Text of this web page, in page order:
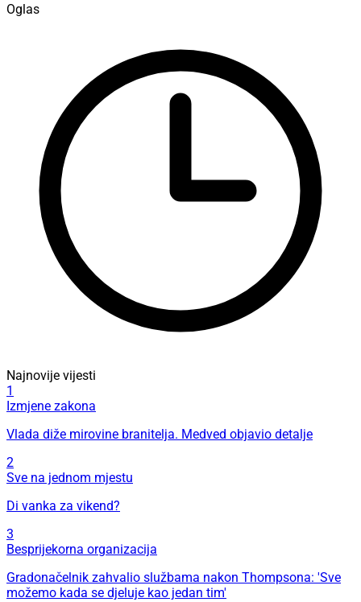
Oglas
Najnovije vijesti
1
Izmjene zakona
Vlada diže mirovine branitelja. Medved objavio detalje
2
Sve na jednom mjestu
Di vanka za vikend?
3
Besprijekorna organizacija
Gradonačelnik zahvalio službama nakon Thompsona: 'Sve
možemo kada se djeluje kao jedan tim'